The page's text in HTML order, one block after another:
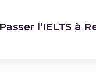
Passer l’IELTS à